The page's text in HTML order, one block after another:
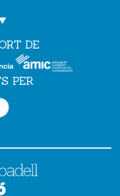
DE
PER